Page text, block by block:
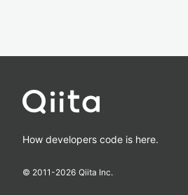
How developers code is here.
© 2011-2026 Qiita Inc.